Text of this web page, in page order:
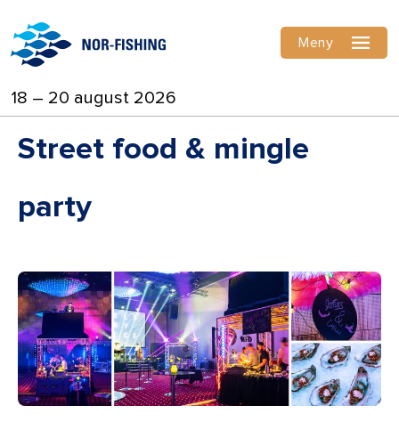
18 – 20 august 2026
Meny
Street food & mingle
party